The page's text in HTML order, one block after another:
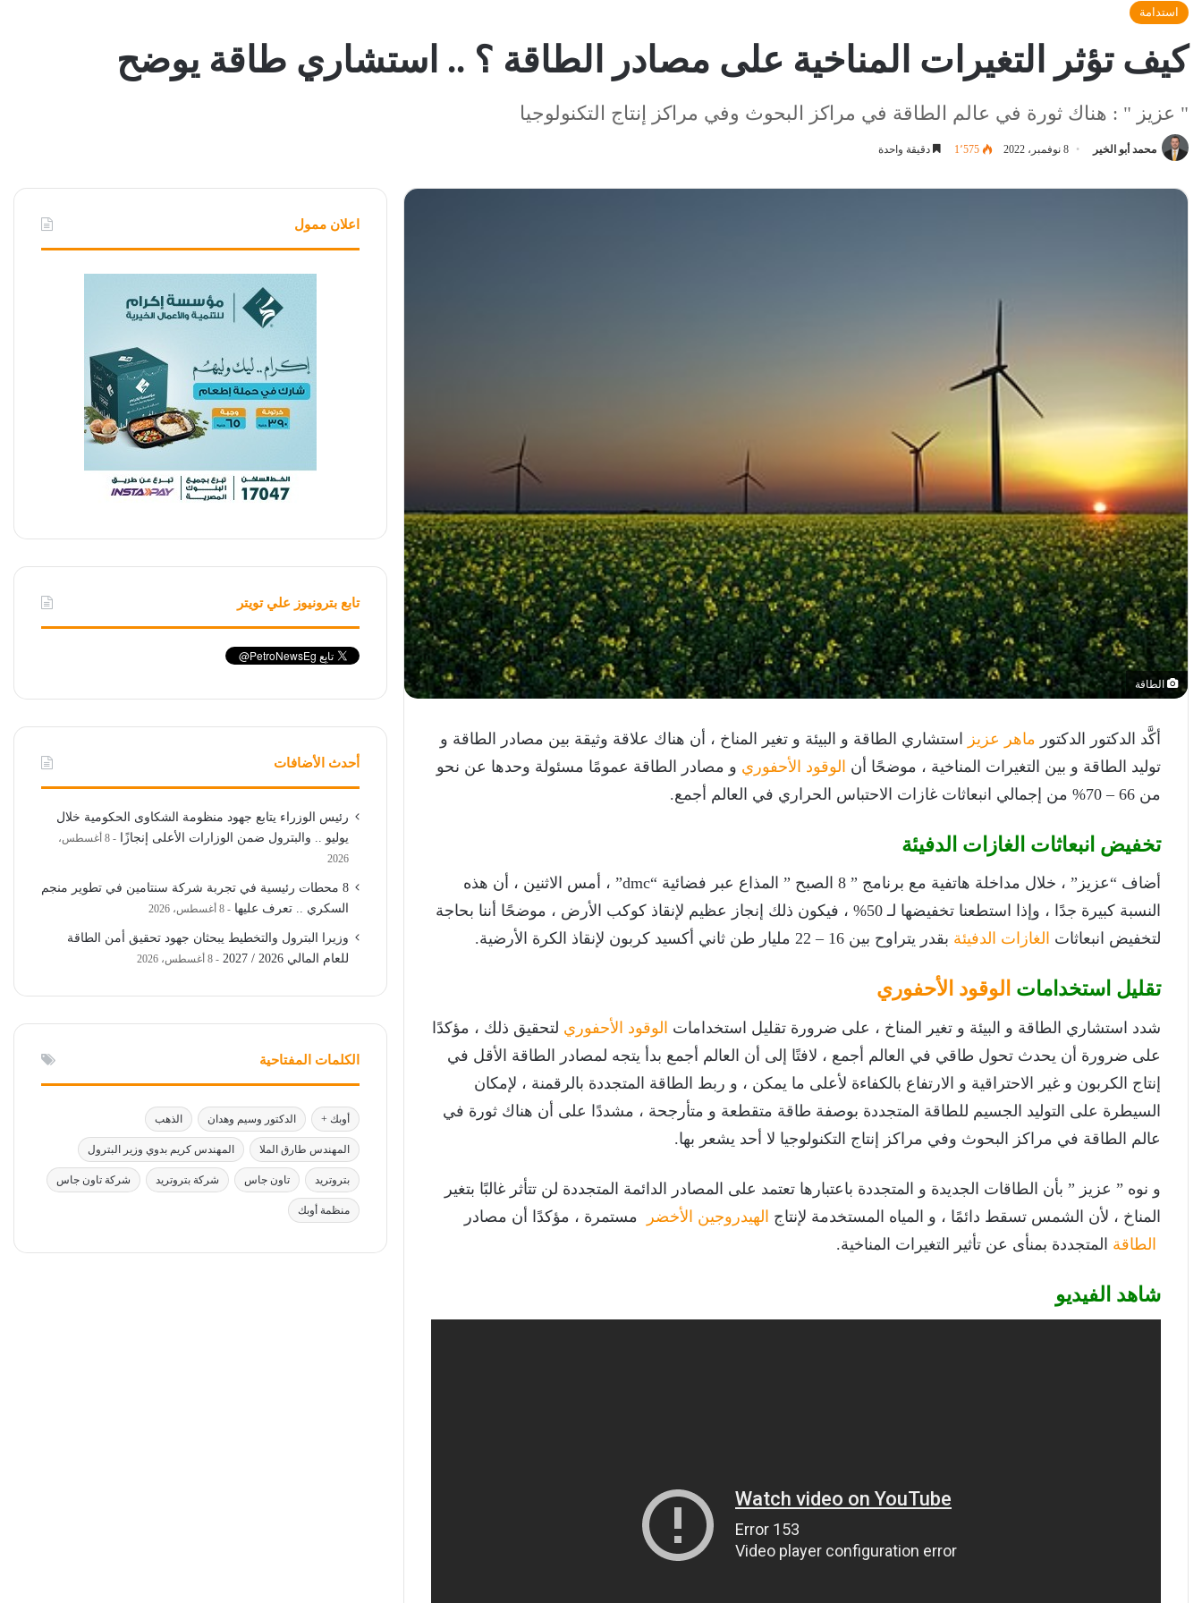
استدامة
كيف تؤثر التغيرات المناخية على مصادر الطاقة ؟ .. استشاري طاقة يوضح
" عزيز " : هناك ثورة في عالم الطاقة في مراكز البحوث وفي مراكز إنتاج التكنولوجيا
محمد أبو الخير 8 نوفمبر، 2022 1٬575 دقيقة واحدة
الطاقة
أكَّد الدكتور الدكتور ماهر عزيز استشاري الطاقة و البيئة و تغير المناخ ، أن هناك علاقة وثيقة بين مصادر الطاقة و
توليد الطاقة و بين التغيرات المناخية ، موضحًا أن الوقود الأحفوري و مصادر الطاقة عمومًا مسئولة وحدها عن نحو
من 66 – 70% من إجمالي انبعاثات غازات الاحتباس الحراري في العالم أجمع.
تخفيض انبعاثات الغازات الدفيئة
أضاف “عزيز” ، خلال مداخلة هاتفية مع برنامج ” 8 الصبح ” المذاع عبر فضائية “dmc” ، أمس الاثنين ، أن هذه
النسبة كبيرة جدًا ، وإذا استطعنا تخفيضها لـ 50% ، فيكون ذلك إنجاز عظيم لإنقاذ كوكب الأرض ، موضحًا أننا بحاجة
لتخفيض انبعاثات الغازات الدفيئة بقدر يتراوح بين 16 – 22 مليار طن ثاني أكسيد كربون لإنقاذ الكرة الأرضية.
تقليل استخدامات الوقود الأحفوري
شدد استشاري الطاقة و البيئة و تغير المناخ ، على ضرورة تقليل استخدامات الوقود الأحفوري لتحقيق ذلك ، مؤكدًا
على ضرورة أن يحدث تحول طاقي في العالم أجمع ، لافتًا إلى أن العالم أجمع بدأ يتجه لمصادر الطاقة الأقل في
إنتاج الكربون و غير الاحتراقية و الارتفاع بالكفاءة لأعلى ما يمكن ، و ربط الطاقة المتجددة بالرقمنة ، لإمكان
السيطرة على التوليد الجسيم للطاقة المتجددة بوصفة طاقة متقطعة و متأرجحة ، مشددًا على أن هناك ثورة في
عالم الطاقة في مراكز البحوث وفي مراكز إنتاج التكنولوجيا لا أحد يشعر بها.
و نوه ” عزيز ” بأن الطاقات الجديدة و المتجددة باعتبارها تعتمد على المصادر الدائمة المتجددة لن تتأثر غالبًا بتغير
المناخ ، لأن الشمس تسقط دائمًا ، و المياه المستخدمة لإنتاج الهيدروجين الأخضر
مستمرة ، مؤكدًا أن مصادر
الطاقة المتجددة بمنأى عن تأثير التغيرات المناخية.
شاهد الفيديو
اعلان ممول
تابع بترونيوز علي تويتر
أحدث الأضافات
رئيس الوزراء يتابع جهود منظومة الشكاوى الحكومية خلال
يوليو .. والبترول ضمن الوزارات الأعلى إنجازًا
8 أغسطس،
2026
8 محطات رئيسية في تجربة شركة سنتامين في تطوير منجم
السكري .. تعرف عليها
8 أغسطس، 2026
وزيرا البترول والتخطيط يبحثان جهود تحقيق أمن الطاقة
للعام المالي 2026 / 2027
8 أغسطس، 2026
الكلمات المفتاحية
أوبك + الدكتور وسيم وهدان الذهب
المهندس طارق الملا المهندس كريم بدوي وزير البترول
بتروتريد تاون جاس شركة بتروتريد شركة تاون جاس
منظمة أوبك